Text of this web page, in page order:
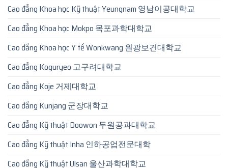
Cao đẳng Khoa học Kỹ thuật Yeungnam 영남이공대학교
Cao đẳng Khoa học Mokpo 목포과학대학교
Cao đẳng Khoa học Y tế Wonkwang 원광보건대학교
Cao đẳng Koguryeo 고구려대학교
Cao đẳng Koje 거제대학교
Cao đẳng Kunjang 군장대학교
Cao đẳng Kỹ thuật Doowon 두원공과대학교
Cao đẳng Kỹ thuật Inha 인하공업전문대학
Cao đẳng Kỹ thuật Ulsan 울산과학대학교